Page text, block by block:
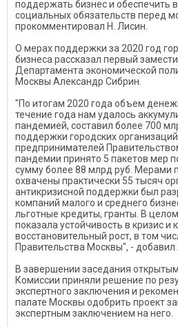
поддержать бизнес и обеспечить
социальных обязательств перед
прокомментировал Н. Лисин.
О мерах поддержки за 2020 год
бизнеса рассказал первый
Департамента экономической
Москвы Александр Сибрин.
"По итогам 2020 года объем
течение года нам удалось
пандемией, составил более 700
поддержки городских
предпринимателей
пандемии принято 5 пакетов мер
сумму более 88 млрд руб. Мерами
охвачены практически 55 тысяч
антикризисной поддержки был
компаний малого и среднего
льготные кредиты, гранты. В
показала устойчивость в кризис и
восстановительный рост, в том
Правительства Москвы", - добавил
В завершении заседания
Комиссии приняли решение по
экспертного заключения и
палате Москвы одобрить проект
экспертным заключением на него.